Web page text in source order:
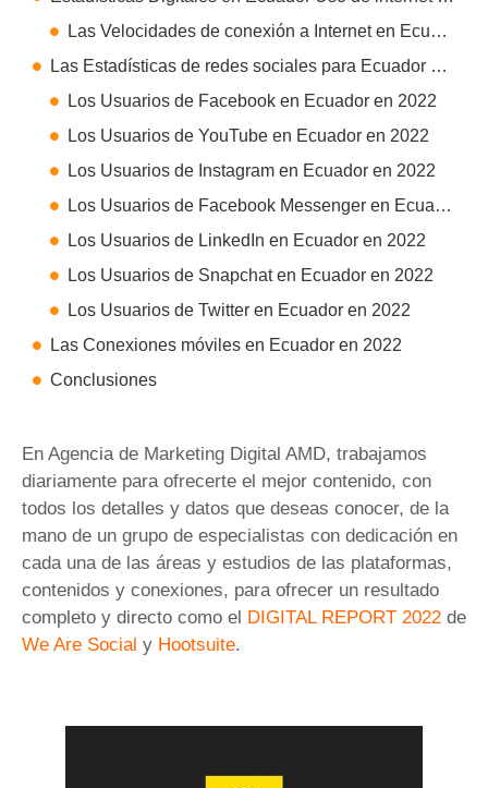
Las Velocidades de conexión a Internet en Ecuador en 2022
Las Estadísticas de redes sociales para Ecuador en 2022
Los Usuarios de Facebook en Ecuador en 2022
Los Usuarios de YouTube en Ecuador en 2022
Los Usuarios de Instagram en Ecuador en 2022
Los Usuarios de Facebook Messenger en Ecuador en 2022
Los Usuarios de LinkedIn en Ecuador en 2022
Los Usuarios de Snapchat en Ecuador en 2022
Los Usuarios de Twitter en Ecuador en 2022
Las Conexiones móviles en Ecuador en 2022
Conclusiones
En Agencia de Marketing Digital AMD, trabajamos
diariamente para ofrecerte el mejor contenido, con
todos los detalles y datos que deseas conocer, de la
mano de un grupo de especialistas con dedicación en
cada una de las áreas y estudios de las plataformas,
contenidos y conexiones, para ofrecer un resultado
completo y directo como el
DIGITAL REPORT 2022 de
We Are Social y Hootsuite.